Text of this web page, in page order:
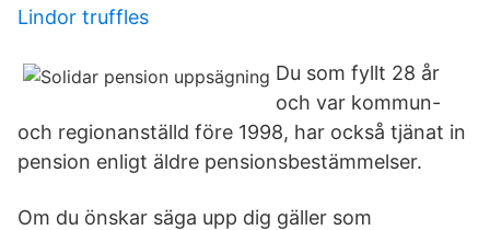
Lindor truffles
Du som fyllt 28 år
och var kommun-
och regionanställd före 1998, har också tjänat in
pension enligt äldre pensionsbestämmelser.
Om du önskar säga upp dig gäller som